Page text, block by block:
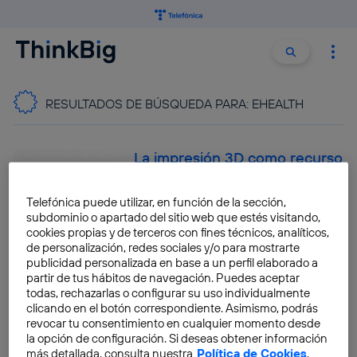
Buscar
RESULTADOS DE BÚSQUEDA PARA: EHEALTH
La impresión 3D como recurso
Miguel A. Perez
Wayra cierra con 3.444
nuevas ideas su primera
convocatoria global
Manuel Carballo
Telefónica puede utilizar, en función de la sección,
subdominio o apartado del sitio web que estés visitando,
cookies propias y de terceros con fines técnicos, analíticos,
de personalización, redes sociales y/o para mostrarte
publicidad personalizada en base a un perfil elaborado a
partir de tus hábitos de navegación. Puedes aceptar
todas, rechazarlas o configurar su uso individualmente
clicando en el botón correspondiente. Asimismo, podrás
revocar tu consentimiento en cualquier momento desde
la opción de configuración. Si deseas obtener información
más detallada, consulta nuestra Política de Cookies.